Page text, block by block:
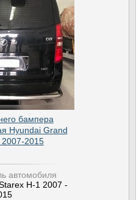
бампера
Hyundai Grand
2015
автомобиля
H-1 2007 -